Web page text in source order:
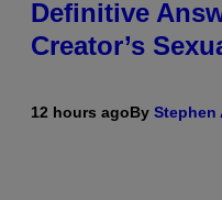
Definitive
Creator’s
12 hours agoBy Stephen